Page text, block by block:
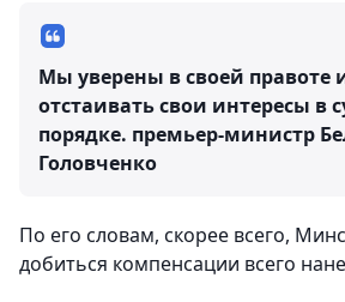
Мы уверены в своей правоте
отстаивать свои интересы в
порядке. премьер-министр
Головченко
По его словам, скорее всего,
добиться компенсации всего